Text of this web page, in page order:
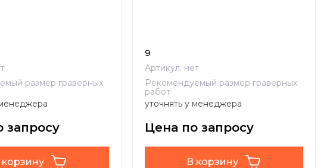
размер граверных
запросу
корзину
9
Артикул: нет
Рекомендуемый размер граверных
работ
уточнять у менеджера
Цена по запросу
В корзину